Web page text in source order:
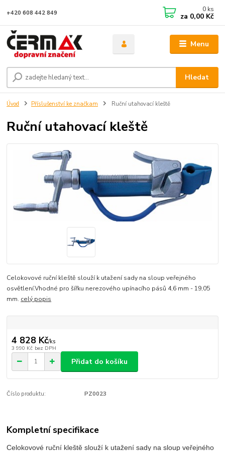
Menu
Hledat
+420 608 442 849 0 ks
za 0,00 Kč
Úvod Příslušenství ke značkam Ruční utahovací kleště
Ruční utahovací kleště
Celokovové ruční kleště slouží k utažení sady na sloup veřejného
osvětlení.Vhodné pro šířku nerezového upínacího pásů 4,6 mm - 19,05
mm. celý popis
4 828 Kč/ks
3 990 Kč bez DPH
Přidat do košíku
Číslo produktu: PZ0023
Kompletní specifikace
Celokovové ruční kleště slouží k utažení sady na sloup veřejného